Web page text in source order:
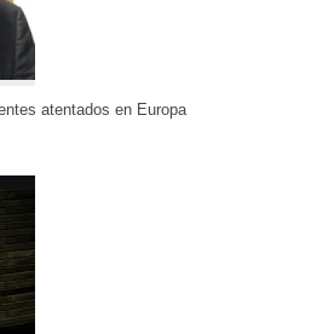
atentados en Europa